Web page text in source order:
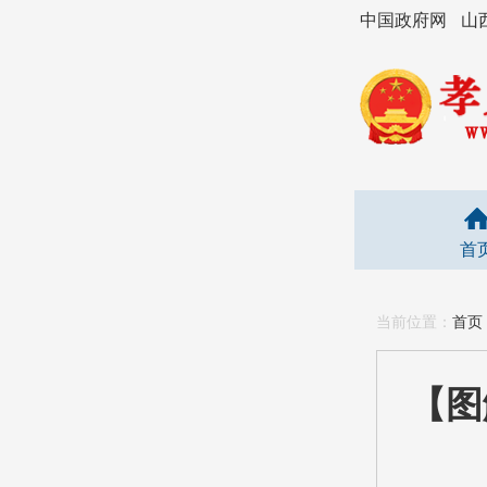
中国政府网 山
首
当前位置： 首页
【